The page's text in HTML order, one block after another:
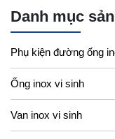
Danh mục
Phụ kiện đường ống
Ống inox vi sinh
Van inox vi sinh